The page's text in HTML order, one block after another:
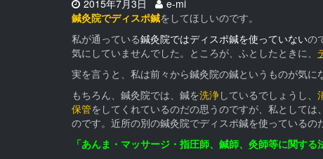
Date:
2015年7月3日 Author:
e-mi
鍼灸院でディスポ鍼をしてほしいのです。
私が通っている鍼灸院ではディスポ鍼を使っていないの
気にしていませんでした。ところが、ふとしたときに、
実を言うと、私は前々から鍼灸院の鍼というものが気に
もちろん、鍼灸院では、鍼を洗浄しているでしょうし、
保管をしてくれているのだの思うのですが、私としては、
のです。近所の別の鍼灸院でディスポ鍼を使っているの
「あんま・マッサージ・指圧師、鍼師、灸師等に関する